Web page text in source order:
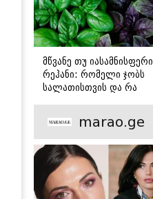
მწვანე თუ იასამნისფერი
რეჰანი: რომელი ჯობს
სალათისთვის და რა
marao.ge